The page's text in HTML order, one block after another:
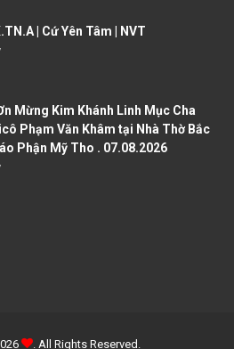
| Cứ Yên Tâm | NVT
Mừng Kim Khánh Linh Mục Cha
Phạm Văn Khâm tại Nhà Thờ Bắc
Phận Mỹ Tho . 07.08.2026
. All Rights Reserved.